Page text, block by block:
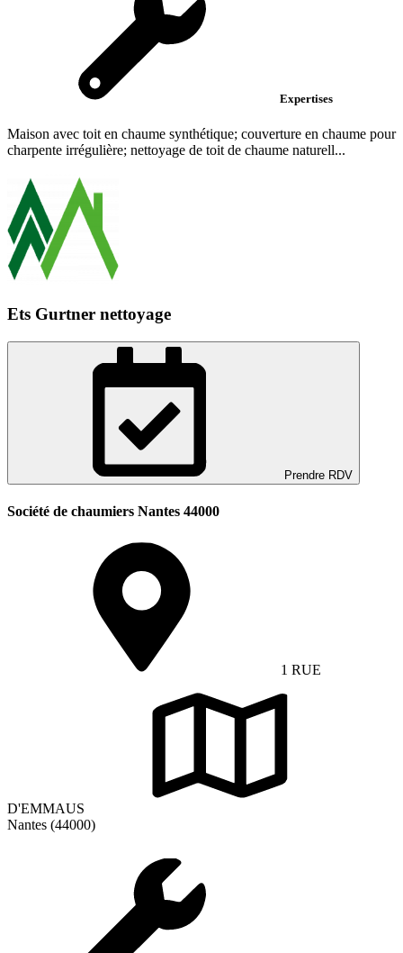
Expertises
Maison avec toit en chaume synthétique; couverture en chaume pour
charpente irrégulière; nettoyage de toit de chaume naturell...
Ets Gurtner nettoyage
Prendre RDV
Société de chaumiers Nantes 44000
1 RUE
D'EMMAUS
Nantes (44000)